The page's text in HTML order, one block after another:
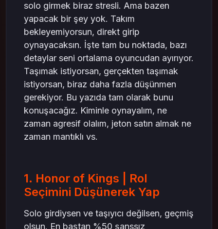
solo girmek biraz stresli. Ama bazen
yapacak bir şey yok. Takım
bekleyemiyorsun, direkt girip
oynayacaksın. İşte tam bu noktada, bazı
detaylar seni ortalama oyuncudan ayırıyor.
Taşımak istiyorsan, gerçekten taşımak
istiyorsan, biraz daha fazla düşünmen
gerekiyor. Bu yazıda tam olarak bunu
konuşacağız. Kiminle oynayalım, ne
zaman agresif olalım, jeton satın almak ne
zaman mantıklı vs.
1. Honor of Kings | Rol
Seçimini Düşünerek Yap
Solo girdiysen ve taşıyıcı değilsen, geçmiş
olsun. En baştan %50 şanssız